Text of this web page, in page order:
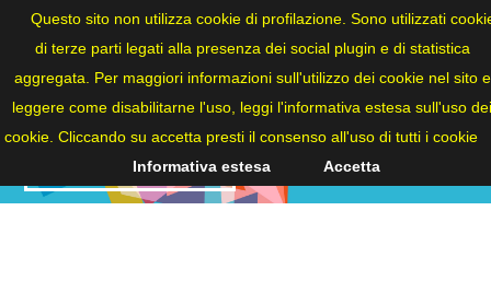
ITA
LA GRANDE
COURSE JEUNES
Questo sito non utilizza cookie di profilazione. Sono utilizzati
di terze parti legati alla presenza dei social plugin e di statistica
aggregata. Per maggiori informazioni sull'utilizzo dei cookie nel sito e
leggere come disabilitarne l'uso, leggi l'informativa estesa sull'uso dei
cookie. Cliccando su accetta presti il consenso all'uso di tutti i cookie
Informativa estesa
Accetta